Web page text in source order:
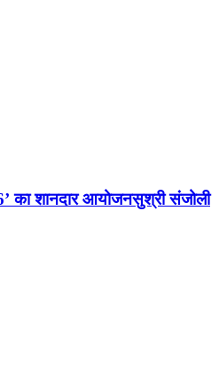
का शानदार आयोजनसुश्री संजोली